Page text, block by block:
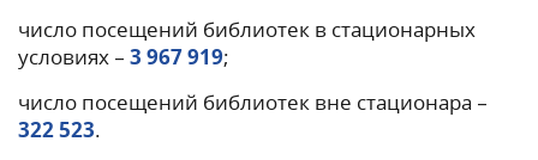
число посещений библиотек в стационарных
условиях – 3 967 919;
число посещений библиотек вне стационара –
322 523.